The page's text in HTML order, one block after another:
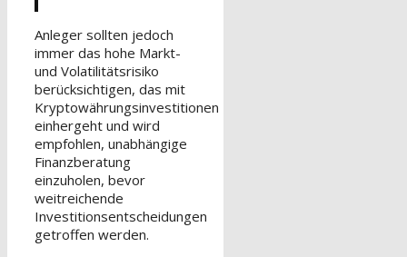
Anleger sollten jedoch
immer das hohe Markt-
und Volatilitätsrisiko
berücksichtigen, das mit
Kryptowährungsinvestitionen
einhergeht und wird
empfohlen, unabhängige
Finanzberatung
einzuholen, bevor
weitreichende
Investitionsentscheidungen
getroffen werden.